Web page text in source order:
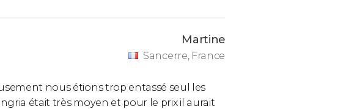
Martine
Sancerre, France
nous étions trop entassé seul les
était très moyen et pour le prix il aurait